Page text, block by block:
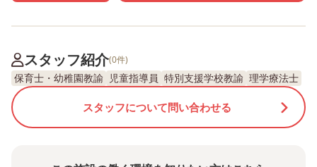
スタッフ紹介(0件)
保育士・幼稚園教諭 児童指導員 特別支援学校教諭 理学療法士
スタッフについて問い合わせる